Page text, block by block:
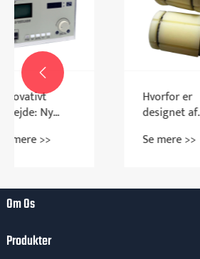
Hvorfor er
designet af
oppustelig
daglig
Se mere >>

Om Os
Produkter